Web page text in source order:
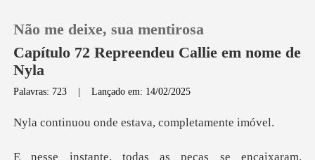
Não me deixe, sua mentirosa
Capítulo 72 Repreendeu Callie em nome de
Nyla
Palavras: 723 |Lançado em: 14/02/2025
nde estava, comp